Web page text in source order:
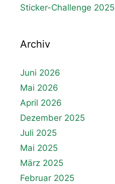
Sticker-Challenge 2025
Archiv
Juni 2026
Mai 2026
April 2026
Dezember 2025
Juli 2025
Mai 2025
März 2025
Februar 2025